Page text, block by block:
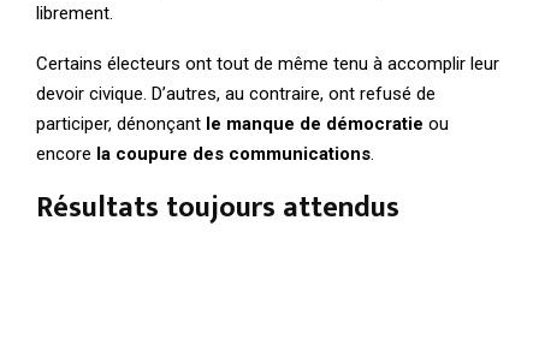
librement.
Certains électeurs ont tout de même tenu à accomplir leur
devoir civique. D’autres, au contraire, ont refusé de
participer, dénonçant le manque de démocratie ou
encore la coupure des communications
Résultats toujours attendus